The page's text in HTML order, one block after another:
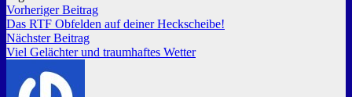
Beitragsnavigation
Vorheriger BeitragVorheriger
Beitrag:
Das RTF Obfelden auf deiner Heckscheibe!
Nächster BeitragNächster
Beitrag:
Viel Gelächter und traumhaftes Wetter